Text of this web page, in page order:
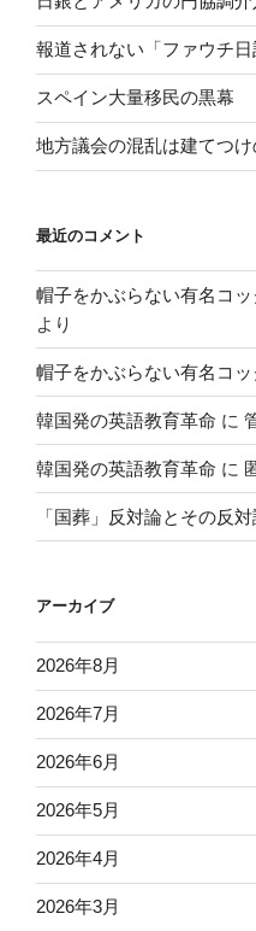
報道されない「ファウチ日
スペイン大量移民の黒幕
地方議会の混乱は建てつ
最近のコメント
帽子をかぶらない有名コッ
より
帽子をかぶらない有名コッ
韓国発の英語教育革命 に
韓国発の英語教育革命 に
「国葬」反対論とその反
アーカイブ
2026年8月
2026年7月
2026年6月
2026年5月
2026年4月
2026年3月